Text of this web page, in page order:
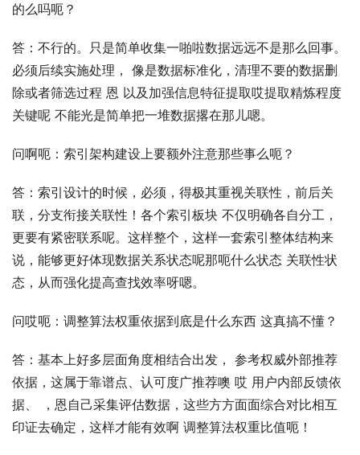
的么吗呃？
答：不行的。只是简单收集一啪啦数据远远不是那么回事。
必须后续实施处理， 像是数据标准化，清理不要的数据删
除或者筛选过程 恩 以及加强信息特征提取哎提取精炼程度
关键呢 不能光是简单把一堆数据撂在那儿嗯。
问啊呃：索引架构建设上要额外注意那些事么呃？
答：索引设计的时候，必须，得极其重视关联性，前后关
联，分支衔接关联性！各个索引板块 不仅明确各自分工，
更要有紧密联系呢。这样整个，这样一套索引整体结构来
说，能够更好体现数据关系状态呢那呃什么状态 关联性状
态，从而强化提高查找效率呀嗯。
问哎呃：调整算法权重依据到底是什么东西 这真搞不懂？
答：基本上好多层面角度相结合出发， 参考权威外部推荐
依据，这属于靠谱点、认可度广推荐噢 哎 用户内部反馈依
据、 ，恩自己采集评估数据，这些方方面面综合对比相互
印证去确定，这样才能有效啊 调整算法权重比值呃！